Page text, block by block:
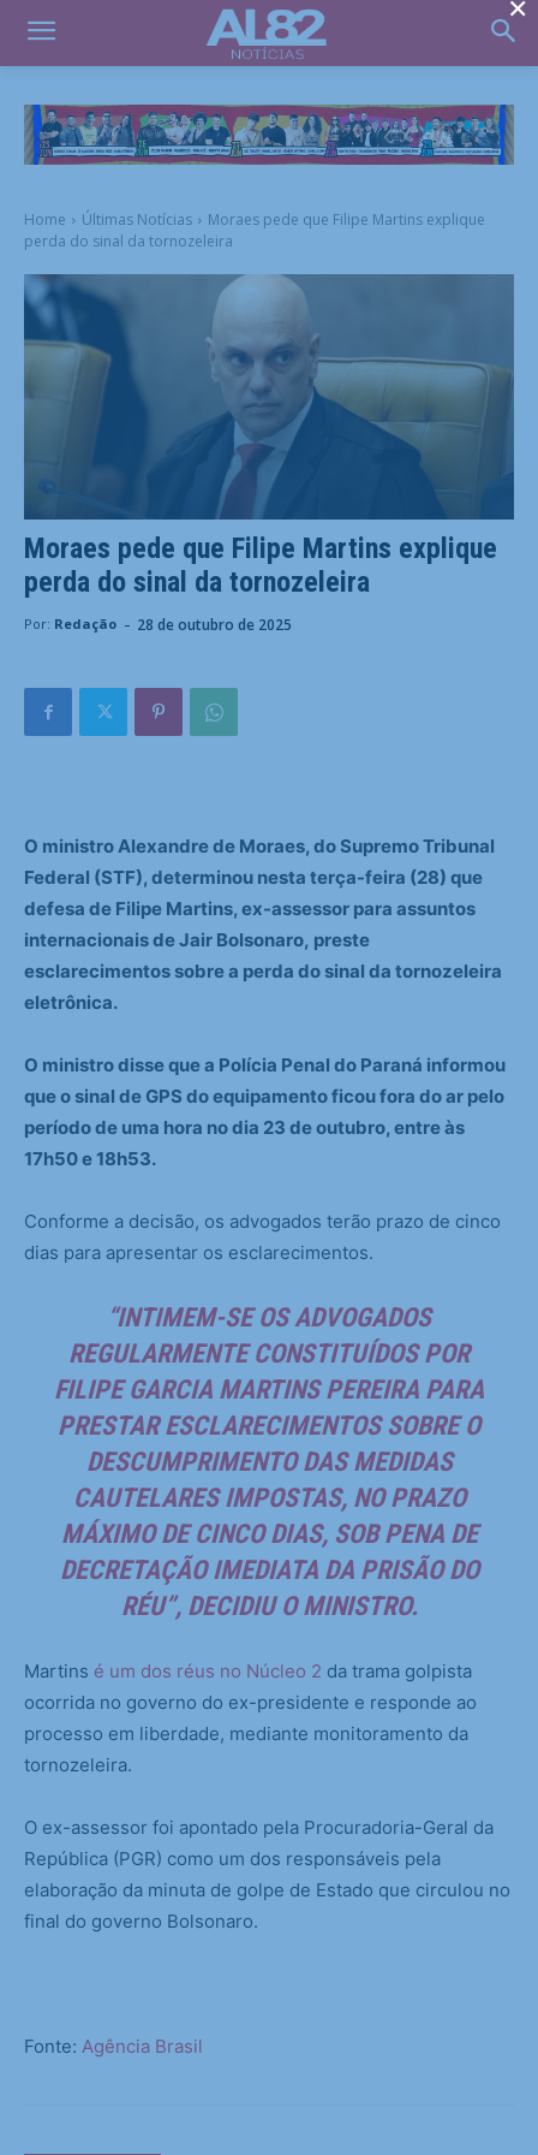
Home Últimas Notícias
Moraes pede que Filipe Martins explique
perda do sinal da tornozeleira
Moraes pede que Filipe Martins explique
perda do sinal da tornozeleira
Por: Redação - 28 de outubro de 2025
O ministro Alexandre de Moraes, do Supremo Tribunal
Federal (STF), determinou nesta terça-feira (28) que
defesa de Filipe Martins, ex-assessor para assuntos
internacionais de Jair Bolsonaro, preste
esclarecimentos sobre a perda do sinal da tornozeleira
eletrônica.
O ministro disse que a Polícia Penal do Paraná informou
que o sinal de GPS do equipamento ficou fora do ar pelo
período de uma hora no dia 23 de outubro, entre às
17h50 e 18h53.
Conforme a decisão, os advogados terão prazo de cinco
dias para apresentar os esclarecimentos.
“INTIMEM-SE OS ADVOGADOS
REGULARMENTE CONSTITUÍDOS POR
FILIPE GARCIA MARTINS PEREIRA PARA
PRESTAR ESCLARECIMENTOS SOBRE O
DESCUMPRIMENTO DAS MEDIDAS
CAUTELARES IMPOSTAS, NO PRAZO
MÁXIMO DE CINCO DIAS, SOB PENA DE
DECRETAÇÃO IMEDIATA DA PRISÃO DO
RÉU”, DECIDIU O MINISTRO.
Martins é um dos réus no Núcleo 2 da trama golpista
ocorrida no governo do ex-presidente e responde ao
processo em liberdade, mediante monitoramento da
tornozeleira.
O ex-assessor foi apontado pela Procuradoria-Geral da
República (PGR) como um dos responsáveis pela
elaboração da minuta de golpe de Estado que circulou no
final do governo Bolsonaro.
Fonte: Agência Brasil